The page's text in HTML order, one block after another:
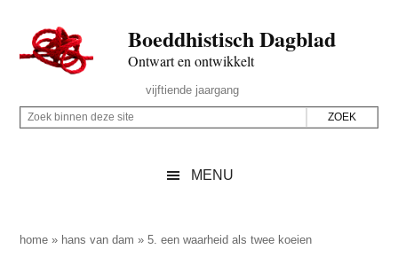
naar
de
inhoud
secondary
naar
de
sidebar
naar
de
Boeddhistisch Dagblad
Ontwart en ontwikkelt
Rechts
vijftiende jaargang
Z
p
Z
i
MENU
home » hans van dam »5. een waarheid als twee koeien